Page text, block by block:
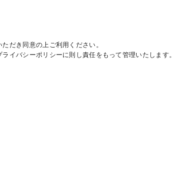
ただき同意の上ご利用ください。
イバシーポリシーに則し責任をもって管理いたします。